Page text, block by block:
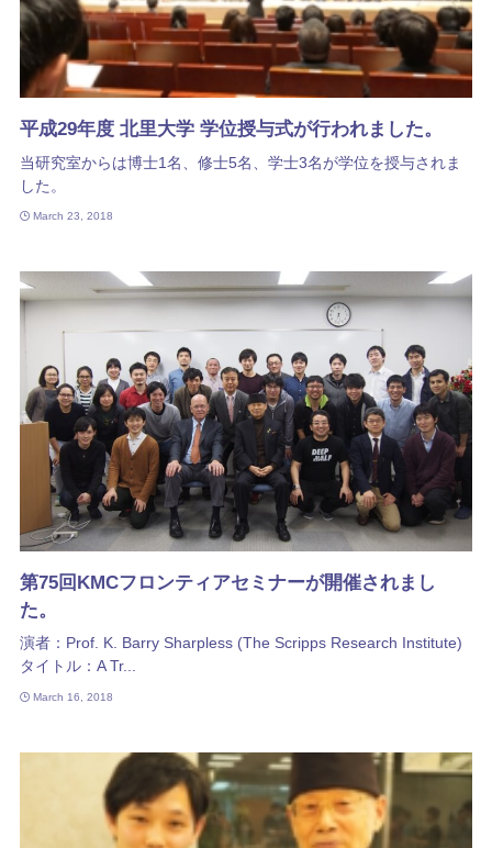
平成29年度 北里大学 学位授与式が行われました。
当研究室からは博士1名、修士5名、学士3名が学位を授与されま
した。
March 23, 2018
第75回KMCフロンティアセミナーが開催されまし
た。
演者：Prof. K. Barry Sharpless (The Scripps Research Institute)
タイトル：A Tr...
March 16, 2018